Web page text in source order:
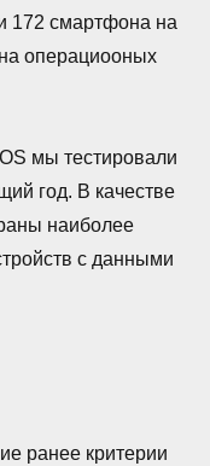
172 смартфона на
операциооных
мы тестировали
год. В качестве
наиболее
с данными
ранее критерии